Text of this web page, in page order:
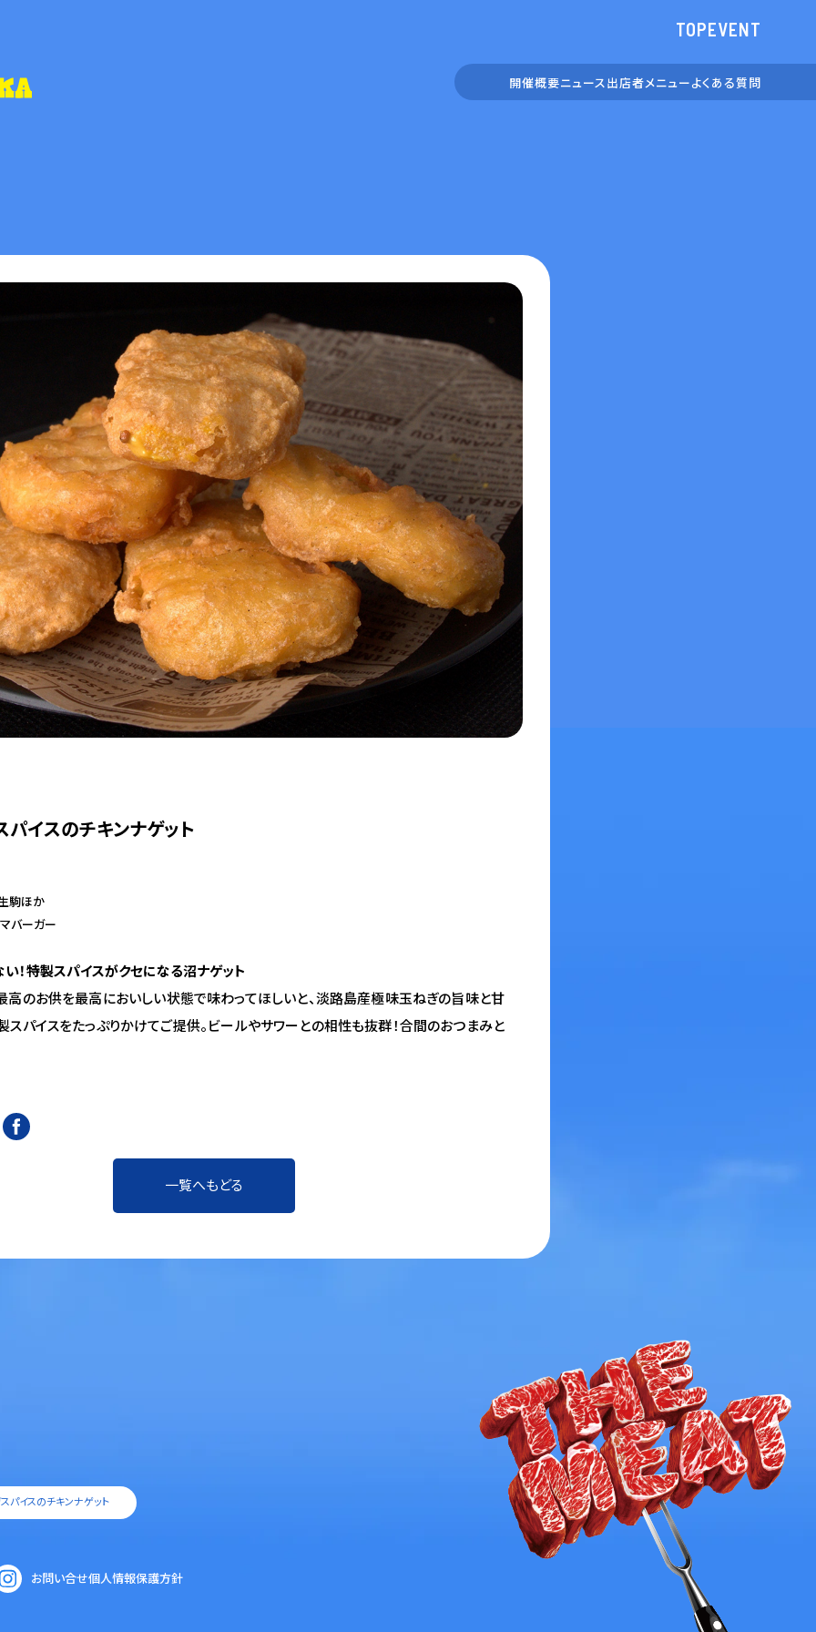
TOPEVENT
開催概要ニュース 出店者メニューよくある質問
イスのチキンナゲット
駒ほか
バーガー
！特製スパイスがクセになる沼ナゲット
高のお供を最高においしい状態で味わってほしいと、淡路島産極味玉ねぎの旨味と甘
スパイスをたっぷりかけてご提供。ビールやサワーとの相性も抜群！合間のおつまみと
一覧へもどる
パイスのチキンナゲット
お問い合せ個人情報保護方針